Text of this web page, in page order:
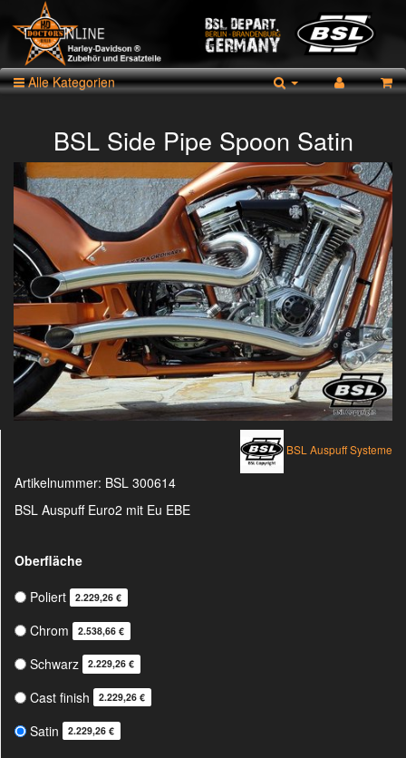
Alle Kategorien
BSL Side Pipe Spoon Satin
BSL Auspuff Systeme
Artikelnummer: BSL 300614
BSL Auspuff Euro2 mit Eu EBE
Oberfläche
Poliert
2.229,26 €
Chrom 2.538,66 €
Schwarz 2.229,26 €
Cast finish 2.229,26 €
Satin 2.229,26 €